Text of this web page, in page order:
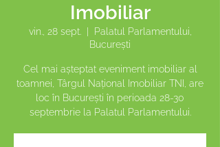
Imobiliar
vin., 28 sept.
Palatul Parlamentului,
București
Cel mai așteptat eveniment imobiliar al
toamnei, Târgul Național Imobiliar TNI, are
loc în București în perioada 28-30
septembrie la Palatul Parlamentului.